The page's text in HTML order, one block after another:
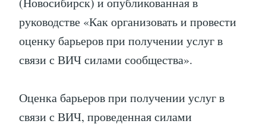
руководстве «Как организовать и провести
оценку барьеров при получении услуг в
связи с ВИЧ силами сообщества».
Оценка барьеров при получении услуг в
связи с ВИЧ, проведенная силами